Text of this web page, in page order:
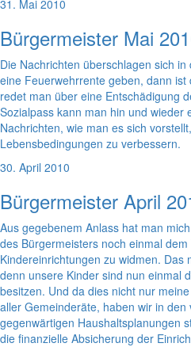
31. Mai 2010
Bürgermeister Mai
Die Nachrichten überschlagen sich
eine Feuerwehrrente geben, dann
redet man über eine Entschädigung
Sozialpass kann man hin und wieder
Nachrichten, wie man es sich
Lebensbedingungen zu verbessern.
30. April 2010
Bürgermeister April
Aus gegebenem Anlass hat man
des Bürgermeisters noch einmal
Kindereinrichtungen zu widmen. Das
denn unsere Kinder sind nun einmal
besitzen. Und da dies nicht nur
aller Gemeinderäte, haben wir in
gegenwärtigen Haushaltsplanungen
die finanzielle Absicherung der